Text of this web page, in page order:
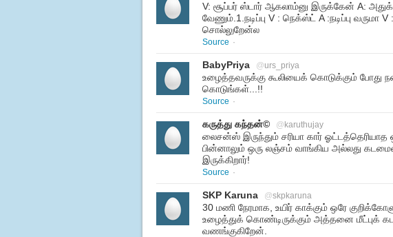
V: சூப்பர் ஸ்டார் ஆகலாம்னு இருக்கேன் A:
வேணும்.1.நடிப்பு V : நெக்ஸ்ட் A :நடிப்பு
சொல்லுறேன்ல
Source ·
BabyPriya @urs_priya
உழைத்தவருக்கு கூலியைக் கொடுக்கும் போது
கொடுங்கள்...!!
Source ·
கருத்து கந்தன்© @ karuthujay
லைசன்ஸ் இருந்தும் சரியா கார் ஓட்டத்தெரியாத
பின்னாலும் ஒரு லஞ்சம் வாங்கிய அல்லது
இருக்கிறார்!
Source ·
SKP Karuna @skpkaruna
30 மணி நேரமாக, உயிர் காக்கும் ஒரே
உழைத்துக் கொண்டிருக்கும் அத்தனை மீட்புக்
வணங்குகிறேன்.